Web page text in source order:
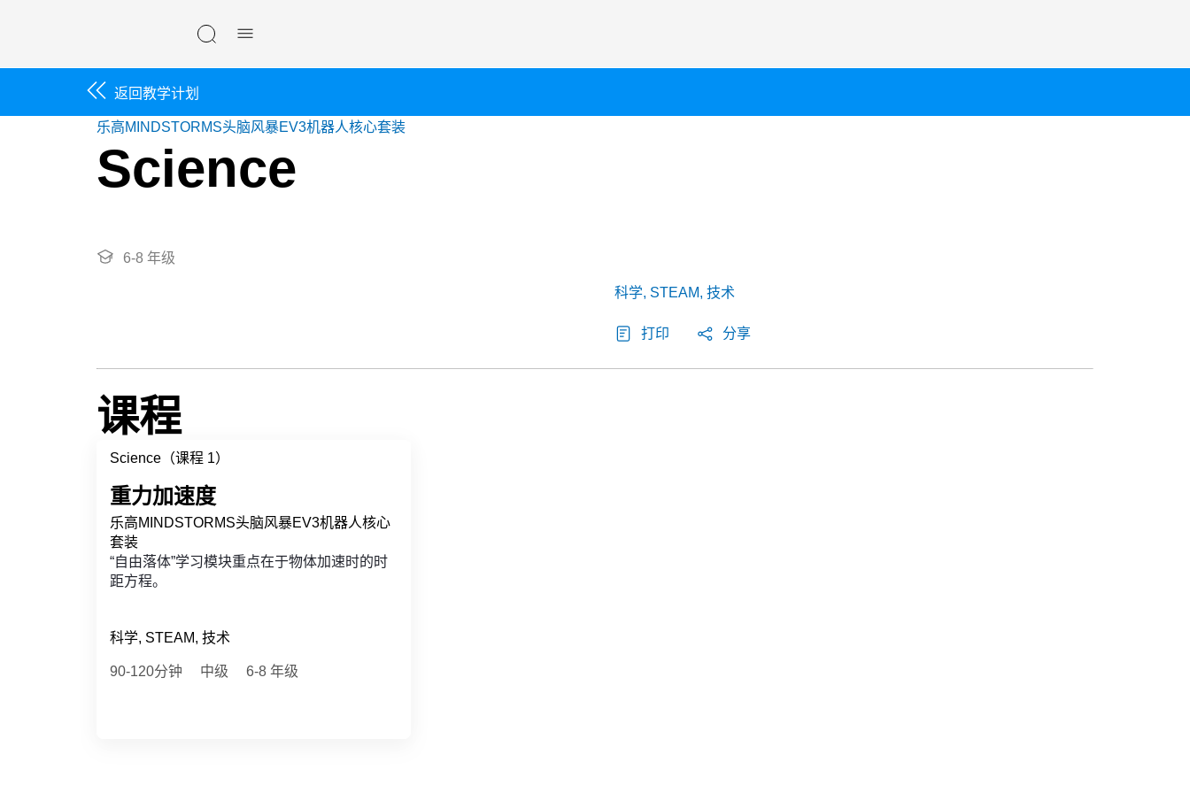
返回教学计划
乐高MINDSTORMS头脑风暴EV3机器人核心套装
Science
6-8 年级
科学, STEAM, 技术
打印 分享
课程
Science（课程 1）
重力加速度
乐高MINDSTORMS头脑风暴EV3机器人核心
套装
“自由落体”学习模块重点在于物体加速时的时
距方程。
科学, STEAM, 技术
90-120分钟 中级 6-8 年级